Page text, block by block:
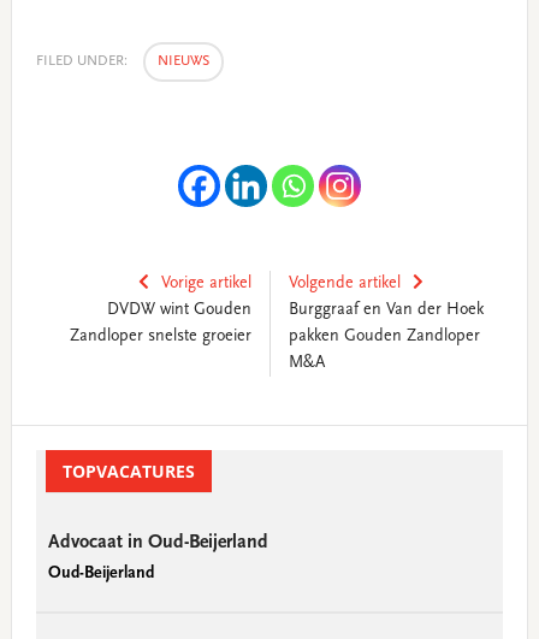
FILED UNDER: NIEUWS
Vorige artikel
DVDW wint Gouden
Zandloper snelste groeier
Volgende artikel
Burggraaf en Van der Hoek
pakken Gouden Zandloper
M&A
SidebarTOPVACATURES
Advocaat in Oud-Beijerland
Oud-Beijerland